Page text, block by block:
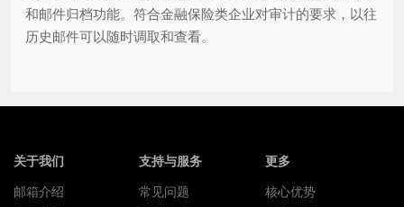
和邮件归档功能。符合金融保险类企业对审计的要求，以往
历史邮件可以随时调取和查看。
关于我们
邮箱介绍
支持与服务
常见问题
更多
核心优势